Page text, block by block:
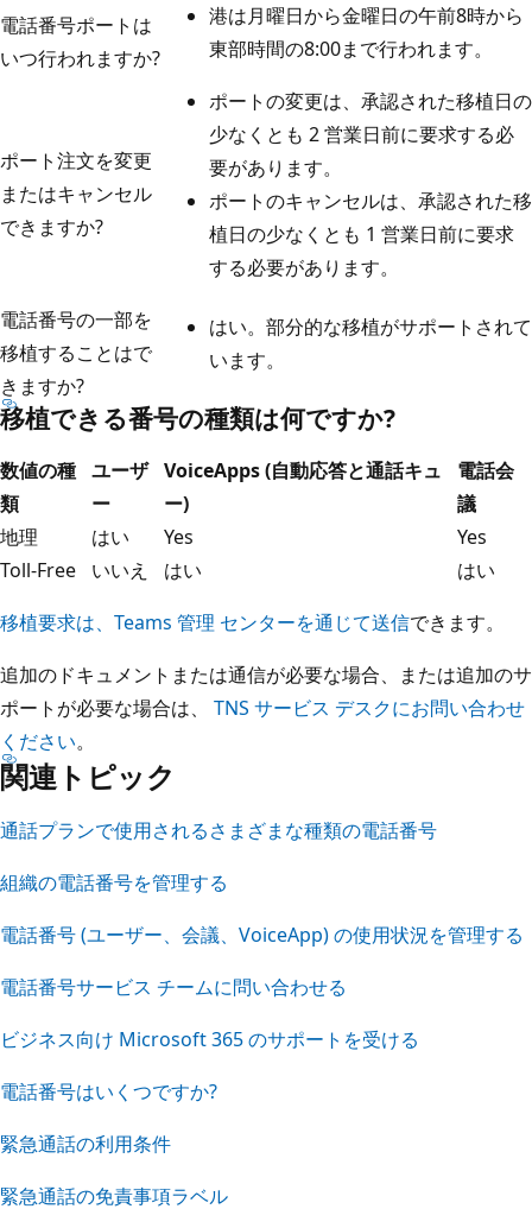
電話番号ポートは
いつ行われますか?
港は月曜日から金曜日の午前8時から
東部時間の8:00まで行われます。
ポート注文を変更
またはキャンセル
できますか?
ポートの変更は、承認された移植日の
少なくとも 2 営業日前に要求する必
要があります。
ポートのキャンセルは、承認された移
植日の少なくとも 1 営業日前に要求
する必要があります。
電話番号の一部を
移植することはで
きますか?
はい。部分的な移植がサポートされて
います。
移植できる番号の種類は何ですか?
数値の種
類
ユーザ
ー
VoiceApps (自動応答と通話キュ
ー)
電話会
議
地理
はい Yes
Yes
Toll-Free
いいえ はい
はい
移植要求は、Teams 管理 センターを通じて送信できます。
追加のドキュメントまたは通信が必要な場合、または追加のサ
ポートが必要な場合は、 TNS サービス デスクにお問い合わせ
ください。
関連トピック
通話プランで使用されるさまざまな種類の電話番号
組織の電話番号を管理する
電話番号 (ユーザー、会議、VoiceApp) の使用状況を管理する
電話番号サービス チームに問い合わせる
ビジネス向け Microsoft 365 のサポートを受ける
電話番号はいくつですか?
緊急通話の利用条件
緊急通話の免責事項ラベル